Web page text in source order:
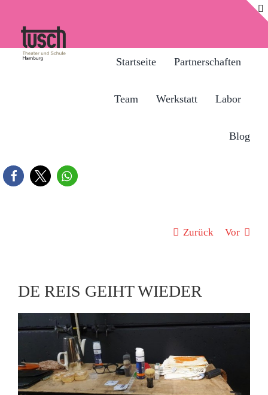
springen
Startseite Partnerschaften
Team Werkstatt Labor
Blog
Zurück Vor
DE REIS GEIHT WIEDER